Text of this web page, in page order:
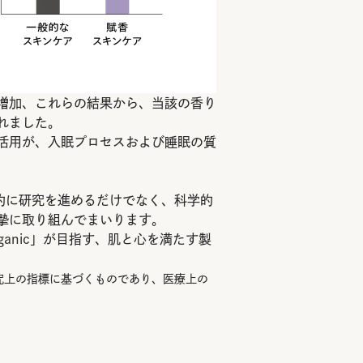
、これらの結果から、当該の香り
した。
用が、入眠プロセスおよび睡眠の質
研究を進めるだけでなく、科学的
取り組んでまいります。
」が目指す、肌と心を満たす製
の指標に基づくものであり、医療上の